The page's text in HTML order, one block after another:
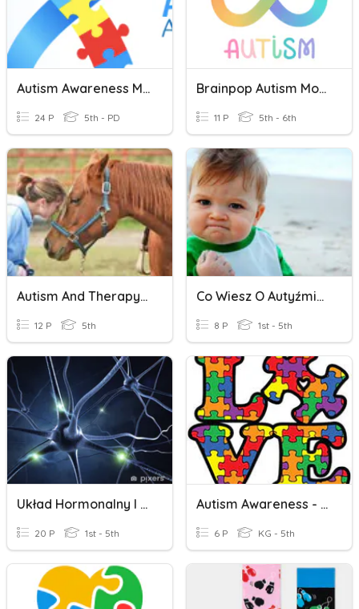
Autism Awareness Month
24 P 5th - PD
Brainpop Autism Movie Quiz
11 P 5th - 6th
Autism And Therapy Horses
12 P 5th
Co Wiesz O Autyźmie?
8 P 1st - 5th
Układ Hormonalny I Nerwowy, Kl. VIII
20 P 1st - 5th
Autism Awareness - True/Fasle
6 P KG - 5th